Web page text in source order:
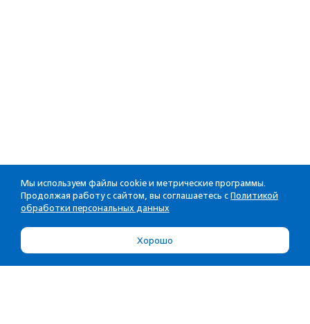
Мы используем файлы cookie и метрические программы.
Продолжая работу с сайтом, вы соглашаетесь с Политикой
обработки персональных данных
Хорошо